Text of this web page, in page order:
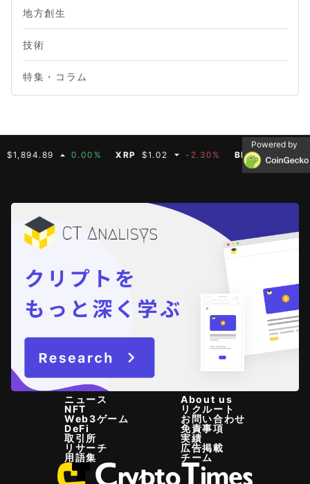
地方創生
技術
特集・コラム
0.00% XRP $1.02 -2.30% BNB $587.07
Powered by
ニュース
NFT
Web3ゲーム
DeFi
取引所
リサーチ
用語集
About us
リクルート
お問い合わせ
免責事項
実績
広告掲載
チーム